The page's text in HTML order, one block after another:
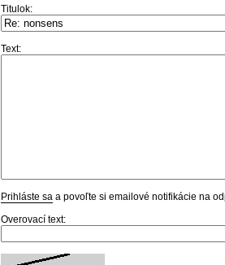
Titulok:
Text:
Prihláste sa a povoľte si emailové notifikácie na
Overovací text: